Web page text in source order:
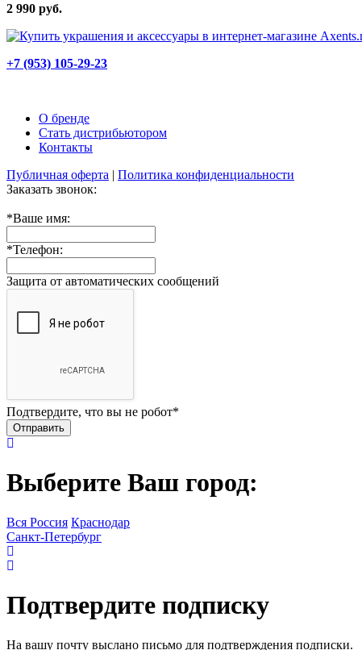
2 990 руб.
+7 (953) 105-29-23
О бренде
Стать дистрибьютором
Контакты
Публичная оферта | Политика конфиденциальности
Заказать звонок:
*Ваше имя:
*Телефон:
Защита от автоматических сообщений
Подтвердите, что вы не робот*
Выберите Ваш город:
Вся Россия Краснодар
Санкт-Петербург
Подтвердите подписку
На вашу почту выслано письмо для подтверждения подписки.